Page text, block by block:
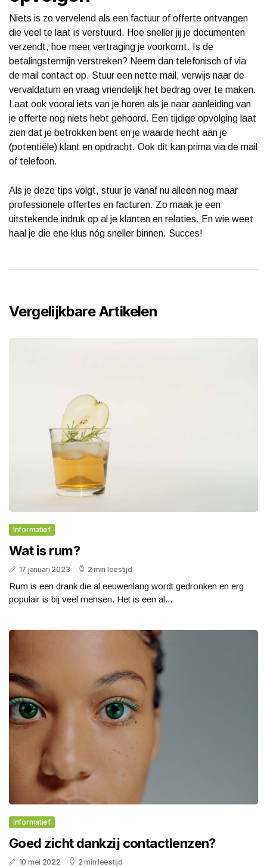
Niets is zo vervelend als een factuur of offerte ontvangen
die veel te laat is verstuurd. Hoe sneller jij je documenten
verzendt, hoe meer vertraging je voorkomt. Is de
betalingstermijn verstreken? Neem dan telefonisch of via
de mail contact op. Stuur een nette mail, verwijs naar de
vervaldatum en vraag vriendelijk het bedrag over te maken.
Laat ook vooral iets van je horen als je naar aanleiding van
je offerte nog niets hebt gehoord. Een tijdige opvolging laat
zien dat je betrokken bent en je waarde hecht aan je
(potentiële) klant en opdracht. Ook dit kan prima via de mail
of telefoon.
Als je deze tips volgt, stuur je vanaf nu alleen nog maar
professionele offertes en facturen. Zo maak je een
uitstekende indruk op al je klanten en relaties. En wie weet
haal je die ene klus nóg sneller binnen. Succes!
Vergelijkbare Artikelen
Informatief
Wat is rum?
17 januari 2023 2 min leestijd
Rum is een drank die al eeuwenlang wordt gedronken en erg
populair is bij veel mensen. Het is een al...
Informatief
Goed zicht dankzij contactlenzen?
10 mei 2022 2 min leestijd